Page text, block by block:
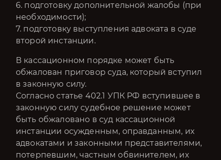
6. подготовку дополнительной жалобы (при
необходимости);
7. подготовку выступления адвоката в суде
второй инстанции.
В кассационном порядке может быть
обжалован приговор суда, который вступил
в законную силу.
Согласно статье 402.1 УПК РФ вступившее в
законную силу судебное решение может
быть обжаловано в суд кассационной
инстанции осужденным, оправданным, их
адвокатами и законными представителями,
потерпевшим, частным обвинителем, их